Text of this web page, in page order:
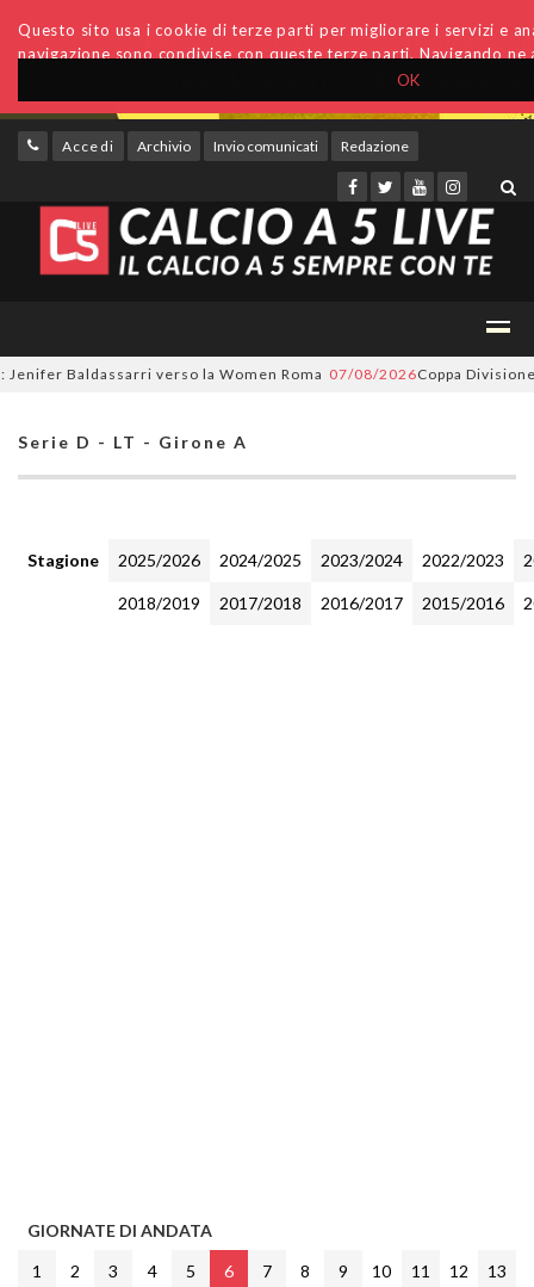
OK
Questo sito usa i cookie di terze parti per migliorare i servizi e
navigazione sono condivise con queste terze parti. Navigando
Accedi Archivio Invio comunicati Redazione
Baldassarri verso la Women Roma 07/08/2026Coppa Divisione, si
Serie D - LT - Girone A
Stagione 2025/2026 2024/2025 2023/2024 2022/2023
2018/2019 2017/2018 2016/2017 2015/2016
GIORNATE DI ANDATA
1
2 3 4 5 6 7 8 9 10 11 12 13